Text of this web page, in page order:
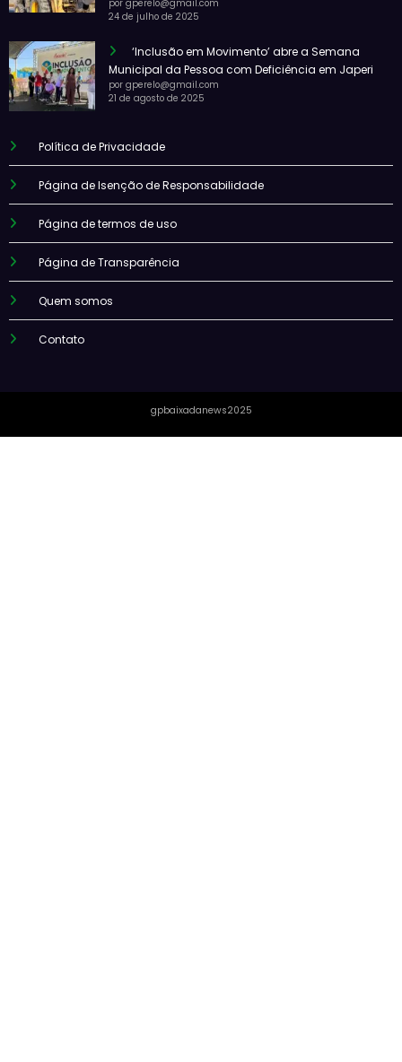
por gperelo@gmail.com
24 de julho de 2025
‘Inclusão em Movimento’ abre a Semana
Municipal da Pessoa com Deficiência em Japeri
por gperelo@gmail.com
21 de agosto de 2025
Política de Privacidade
Página de Isenção de Responsabilidade
Página de termos de uso
Página de Transparência
Quem somos
Contato
gpbaixadanews2025